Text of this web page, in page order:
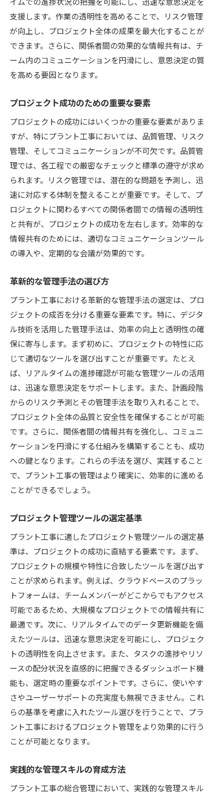
迅速な意思決定を支えるプラント工事デジタル
化
デジタル化による意思決定プロセスの変化
リアルタイムデータの活用と意思決定
迅速な意思決定を促進する技術
率化
プロジェクトリーダーの新しい役割
デジタル化の浸透がもたらす将来像
情報共有の強化プラント工事で成功をつかむ
効果的な情報共有のための戦略
情報共有がもたらす組織の強み
チーム間の連携を深める方法
情報の透明性がもたらす信頼性
デジタルプラットフォーム活用事例
コミュニケーション強化による生産性向上
プラント工事の品質向上具体的戦略を探る
品質管理プロセスの見直し方法
データに基づく品質管理の実践
品質向上を支える技術革新
効果的な品質監査と評価
品質向上のための継続的なトレーニング
リスク管理とコスト削減プラント工事の未来
リスク管理の最新トレンド
コスト削減のための戦略的プランニング
リスク低減を可能にする技術
コスト効率を最大化する方法
プロジェクトの成功に繋がるリスクアセス
メント
リアルタイム進捗管理でつかむプラント工事の
成功
進捗管理の重要性とその効果
リアルタイムデータの活用法
進捗管理システムの導入メリット
プロジェクト全体の見える化
進捗遅延を防ぐための予防策
効果的な進捗レビューとフィードバック
プラント工事におけるコミュニケーション革新
の重要性
コミュニケーション革新の必要性
効果的なコミュニケーション戦略
デジタルツールが支えるコミュニケーショ
ン
チームの一体感を高める方法
コミュニケーション障害の克服方法
支援します。作業の透明性を高めることで、リスク管理
が向上し、プロジェクト全体の成果を最大化することが
できます。さらに、関係者間の効果的な情報共有は、チ
ーム内のコミュニケーションを円滑にし、意思決定の質
を高める要因となります。
プロジェクト成功のための重要な要素
プロジェクトの成功にはいくつかの重要な要素がありま
すが、特にプラント工事においては、品質管理、リスク
管理、そしてコミュニケーションが不可欠です。品質管
理では、各工程での厳密なチェックと標準の遵守が求め
られます。リスク管理では、潜在的な問題を予測し、迅
速に対応する体制を整えることが重要です。そして、プ
ロジェクトに関わるすべての関係者間での情報の透明性
と共有が、プロジェクトの成功を左右します。効率的な
情報共有のためには、適切なコミュニケーションツール
の導入や、定期的な会議が効果的です。
革新的な管理手法の選び方
プラント工事における革新的な管理手法の選定は、プロ
ジェクトの成否を分ける重要な要素です。特に、デジタ
ル技術を活用した管理手法は、効率の向上と透明性の確
保に寄与します。まず初めに、プロジェクトの特性に応
じて適切なツールを選び出すことが重要です。たとえ
ば、リアルタイムの進捗確認が可能な管理ツールの活用
は、迅速な意思決定をサポートします。また、計画段階
からのリスク予測とその管理手法を取り入れることで、
プロジェクト全体の品質と安全性を確保することが可能
です。さらに、関係者間の情報共有を強化し、コミュニ
ケーションを円滑にする仕組みを構築することも、成功
への鍵となります。これらの手法を選び、実践すること
で、プラント工事の管理はより確実に、効率的に進める
ことができるでしょう。
プロジェクト管理ツールの選定基準
プラント工事に適したプロジェクト管理ツールの選定基
準は、プロジェクトの成功に直結する要素です。まず、
プロジェクトの規模や特性に合致したツールを選び出す
ことが求められます。例えば、クラウドベースのプラッ
トフォームは、チームメンバーがどこからでもアクセス
可能であるため、大規模なプロジェクトでの情報共有に
最適です。次に、リアルタイムでのデータ更新機能を備
えたツールは、迅速な意思決定を可能にし、プロジェク
トの透明性を向上させます。また、タスクの進捗やリソ
ースの配分状況を直感的に把握できるダッシュボード機
能も、選定時の重要なポイントです。さらに、使いやす
さやユーザーサポートの充実度も無視できません。これ
らの基準を考慮に入れたツール選びを行うことで、プラ
ント工事におけるプロジェクト管理をより効果的に行う
ことが可能となります。
実践的な管理スキルの育成方法
プラント工事の総合管理において、実践的な管理スキル